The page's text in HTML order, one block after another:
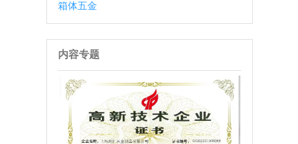
箱体五金
内容专题